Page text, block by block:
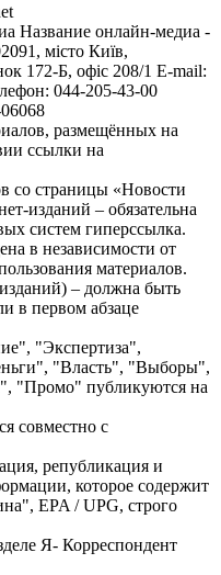
Название онлайн-медиа -
місто Київ,
Б, офіс 208/1 E-mail:
044-205-43-00
размещённых на
ссылки на
со страницы «Новости
изданий – обязательна
систем гиперссылка.
в независимости от
материалов.
– должна быть
в первом абзаце
"Экспертиза",
"Власть", "Выборы",
"Промо" публикуются на
совместно с
републикация и
которое содержит
EPA / UPG, строго
Я- Корреспондент